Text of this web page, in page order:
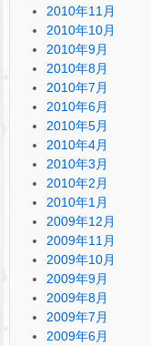
2010年11月
2010年10月
2010年9月
2010年8月
2010年7月
2010年6月
2010年5月
2010年4月
2010年3月
2010年2月
2010年1月
2009年12月
2009年11月
2009年10月
2009年9月
2009年8月
2009年7月
2009年6月